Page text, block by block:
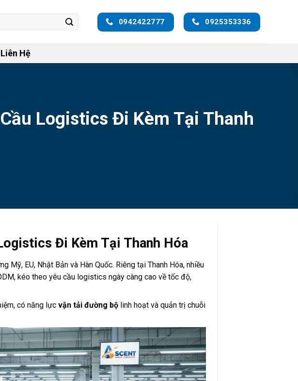
0942422777 0925353336
Liên Hệ
Logistics Đi Kèm Tại Thanh
Đi Kèm Tại Thanh Hóa
EU, Nhật Bản và Hàn Quốc. Riêng tại Thanh Hóa, nhiều
kéo theo yêu cầu logistics ngày càng cao về tốc độ,
có năng lựcvận tải đường bộ linh hoạt và quản trị chuỗi